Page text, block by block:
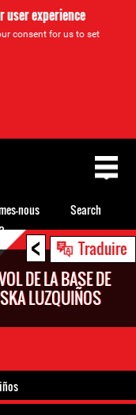
user experience
consent for us to set
< Traduire
DE LA BASE DE
LUZQUIÑOS
nous
Search